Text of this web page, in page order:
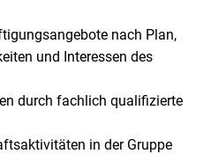
nach Plan,
und Interessen des
durch fachlich qualifizierte
in der Gruppe